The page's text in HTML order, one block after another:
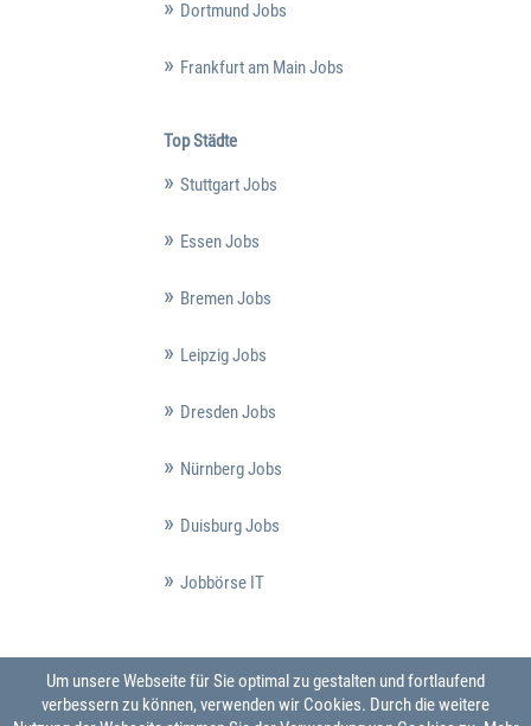
Dortmund Jobs
Frankfurt am Main Jobs
Top Städte
Stuttgart Jobs
Essen Jobs
Bremen Jobs
Leipzig Jobs
Dresden Jobs
Nürnberg Jobs
Duisburg Jobs
Jobbörse IT
Um unsere Webseite für Sie optimal zu gestalten und fortlaufend
verbessern zu können, verwenden wir Cookies. Durch die weitere